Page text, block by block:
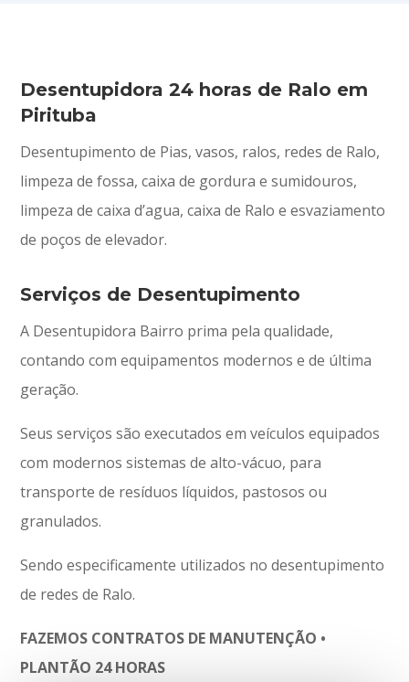
Desentupidora 24 horas de Ralo em
Pirituba
Desentupimento de Pias, vasos, ralos, redes de Ralo,
limpeza de fossa, caixa de gordura e sumidouros,
limpeza de caixa d’agua, caixa de Ralo e esvaziamento
de poços de elevador.
Serviços de Desentupimento
A Desentupidora Bairro prima pela qualidade,
contando com equipamentos modernos e de última
geração.
Seus serviços são executados em veículos equipados
com modernos sistemas de alto-vácuo, para
transporte de resíduos líquidos, pastosos ou
granulados.
Sendo especificamente utilizados no desentupimento
de redes de Ralo.
FAZEMOS CONTRATOS DE MANUTENÇÃO •
PLANTÃO 24 HORAS